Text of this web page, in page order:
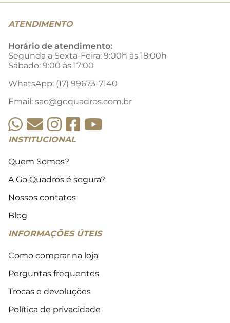
ATENDIMENTO
Horário de atendimento:
Segunda a Sexta-Feira: 9:00h às 18:00h
Sábado: 9:00 às 17:00
WhatsApp: (17) 99673-7140
Email: sac@goquadros.com.br
INSTITUCIONAL
Quem Somos?
A Go Quadros é segura?
Nossos contatos
Blog
INFORMAÇÕES ÚTEIS
Como comprar na loja
Perguntas frequentes
Trocas e devoluções
Política de privacidade